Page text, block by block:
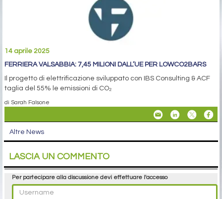
14 aprile 2025
FERRIERA VALSABBIA: 7,45 MILIONI DALL’UE PER LOWCO2BARS
Il progetto di elettrificazione sviluppato con IBS Consulting & ACF
taglia del 55% le emissioni di CO₂
di Sarah Falsone
Altre News
LASCIA UN COMMENTO
Per partecipare alla discussione devi effettuare l'accesso